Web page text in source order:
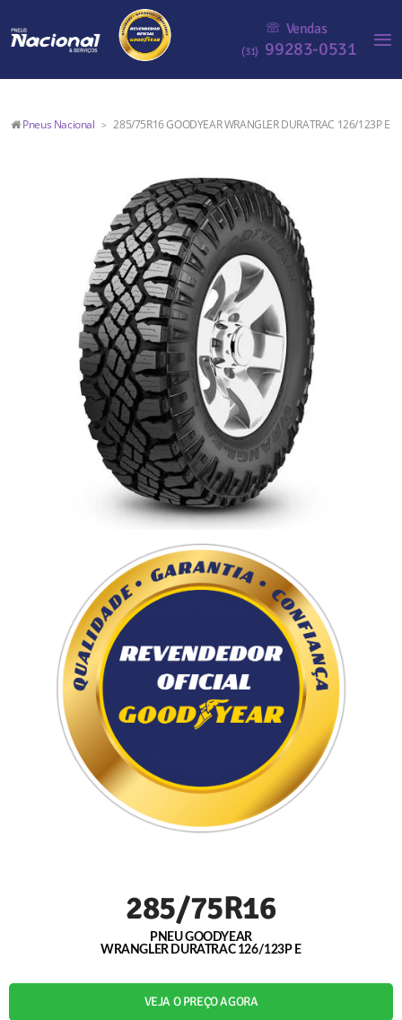
Vendas
(31) 99283-0531
Pneus Nacional > 285/75R16 GOODYEAR WRANGLER DURATRAC 126/123P E
285/75R16
PNEU GOODYEAR
WRANGLER DURATRAC 126/123P E
VEJA O PREÇO AGORA